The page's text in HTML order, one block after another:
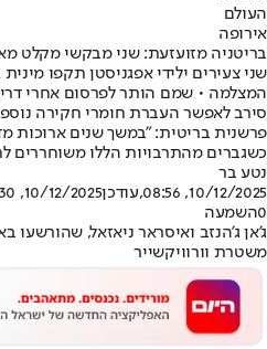
העולם
אירופה
בריטניה מזועזעת: שני מבקשי מקלט
המצלמה • שמם הותר לפרסום אחרי
סירב לאפשר העברת חומרי חקירה
פרשנית בריטית: "במשך שנים ארוכות
כשגברים מהתרבויות הללו משוחררים
נטע בר
10/12/2025, 08:56
,עודכן10/12/2025, 14:30
0השמעה
משטרת וורוויקשייר